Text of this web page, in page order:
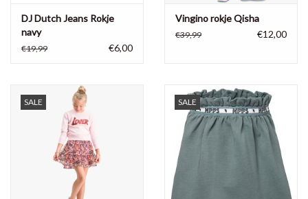
DJ Dutch Jeans Rokje
navy
€19,99 €6,00
Vingino rokje Qisha
€39,99 €12,00
SALE SALE